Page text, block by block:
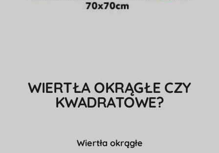
WIERTŁA OKRĄGŁE CZY
KWADRATOWE?
Wiertła okrągłe